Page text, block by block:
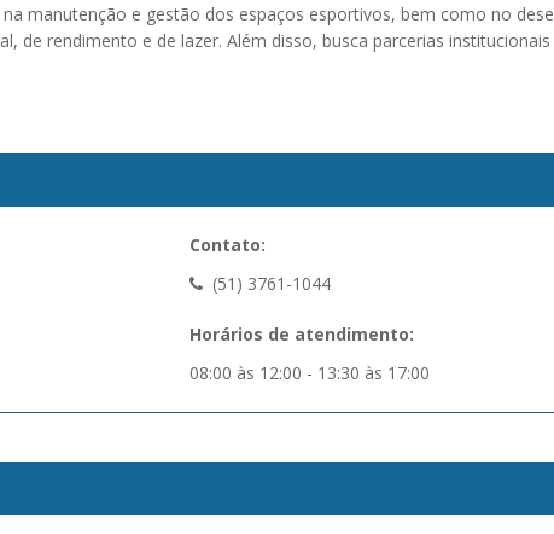
manutenção e gestão dos espaços esportivos, bem como no
de rendimento e de lazer. Além disso, busca parcerias
Contato:
(51) 3761-1044
Horários de atendimento:
08:00 às 12:00 - 13:30 às 17:00